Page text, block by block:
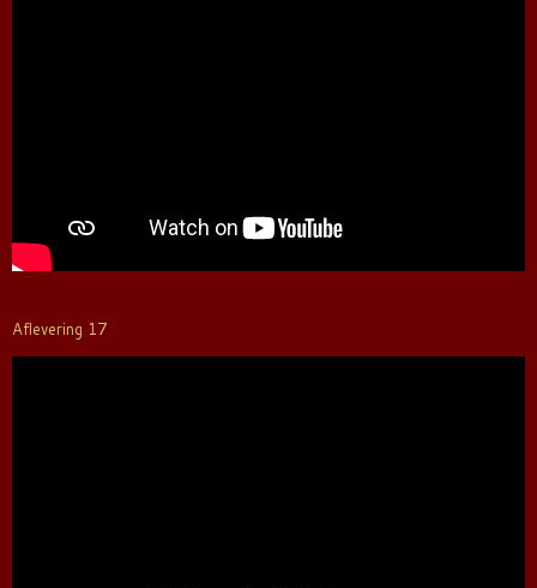
Aflevering 17